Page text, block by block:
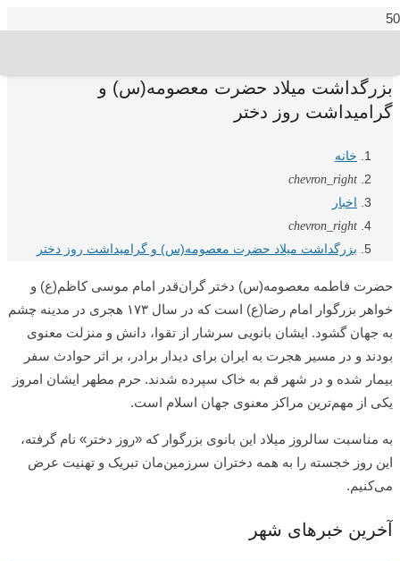
بزرگداشت میلاد حضرت معصومه(س) و
گرامیداشت روز دختر
خانه
chevron_right
اخبار
chevron_right
بزرگداشت میلاد حضرت معصومه(س) و گرامیداشت روز دختر
حضرت فاطمه معصومه‌(س) دختر گران‌قدر امام موسی کاظم‌(ع) و
خواهر بزرگوار امام رضا‌(ع) است که در سال ۱۷۳ هجری در مدینه چشم
به جهان گشود. ایشان بانویی سرشار از تقوا، دانش و منزلت معنوی
بودند و در مسیر هجرت به ایران برای دیدار برادر، بر اثر حوادث سفر
بیمار شده و در شهر قم به خاک سپرده شدند. حرم مطهر ایشان امروز
یکی از مهم‌ترین مراکز معنوی جهان اسلام است.
به مناسبت سالروز میلاد این بانوی بزرگوار که «روز دختر» نام گرفته،
این روز خجسته را به همه دختران سرزمین‌مان تبریک و تهنیت عرض
می‌کنیم.
آخرین خبرهای شهر